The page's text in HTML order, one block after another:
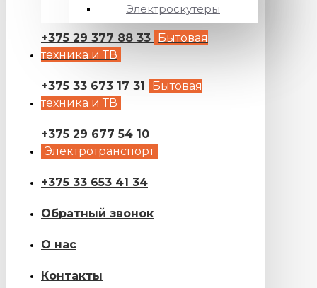
Электроскутеры
+375 29 377 88 33 Бытовая
техника и ТВ
+375 33 673 17 31
Бытовая
техника и ТВ
+375 29 677 54 10
Электротранспорт
+375 33 653 41 34
Обратный звонок
О нас
Контакты